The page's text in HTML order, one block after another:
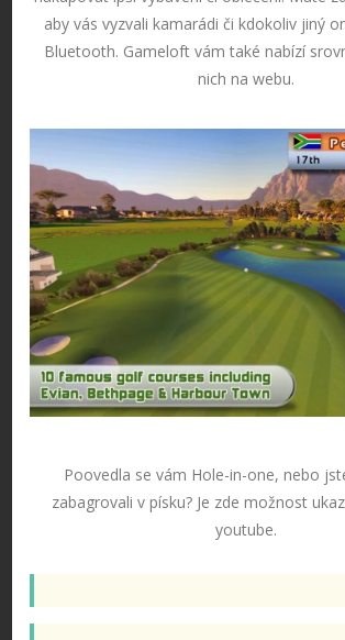
aby vás vyzvali kamarádi či kdokoliv jiný
Bluetooth. Gameloft vám také nabízí
nich na webu.
Poovedla se vám Hole-in-one, nebo
zabagrovali v písku? Je zde možnost
youtube.